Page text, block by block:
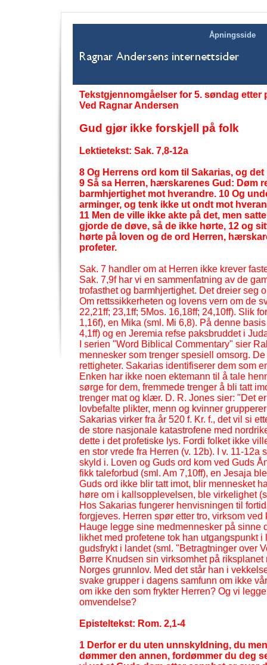
Åpningsside
Tekstgjennomgåelser for 5. søndag etter
Ved Ragnar Andersen
Gud gjør ikke forskjell på folk
Lektietekst: Sak. 7,8-12a
8 Og Herrens ord kom til Sakarias, og det
9 Så sa Herren, hærskarenes Gud: Døm
barmhjertighet mot hverandre. 10 Og
arminger, og tenk ikke ut ondt mot
11 Men de ville ikke akte på det, men
gjorde de døve, så de ikke hørte, 12 og
hørte på loven og de ord Herren,
profeter.
Sak. 7 handler om at Herren ikke krever
Sak. 7,9f har vi en sammenfatning av de
trofasthet og barmhjertighet. Det dreier seg
Om rettssikkerheten og lovens vern om de
22,21ff; 23,1ff; 5Mos. 16,18ff; 24,10ff). Slik
1,16f), en Mika (sml. Mi 6,8). På denne
4,1ff) og en Jeremia refse paksbruddet i
I serien "Word Biblical Commentary" sier
mennesker som trenger spesiell omsorg.
rettigheter. Sakarias identifiserer dem som
Enken har ikke noen ektemann til å tale
sørge for dem, fremmede trenger å bli tatt
trenger mat og klær. D. R. Jones sier: "Det
lovbefalte plikter, menn og kvinner
Sakarias virker fra år 520 f. Kr. f., det vil si
de store nasjonale katastrofene med
dette i det profetiske lys. Fordi folket ikke
en stor vrede fra Herren (v. 12b). I v. 11-12a
skyld i. Loven og Guds ord kom ved Guds
fikk taleforbud (sml. Am 7,10ff), en Jesaja
Guds ord ikke blir tatt imot, blir mennesket
høre om i kallsopplevelsen, ble virkelighet
Hos Sakarias fungerer henvisningen til
forgjeves. Herren spør etter tro, virksom
Hauge legge sine medmennesker på sinne
likhet med profetene tok han utgangspunkt
gudsfrykt i landet (sml. "Betragtninger over
Børre Knudsen sin virksomhet på
Norges grunnlov. Med det står han i
svake grupper i dagens samfunn om ikke
om ikke den som frykter Herren? Og vi
omvendelse?
Episteltekst: Rom. 2,1-4
1 Derfor er du uten unnskyldning, du
dømmer den annen, fordømmer du deg